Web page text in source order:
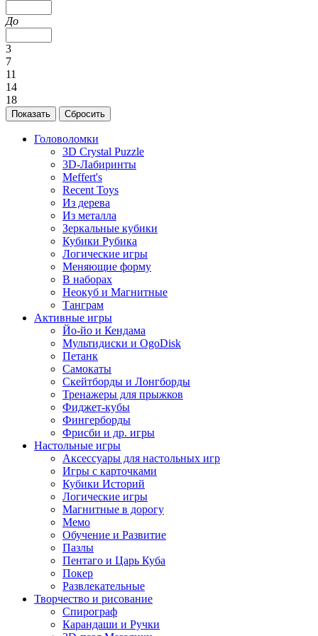
До
3
7
11
14
18
Головоломки
3D Crystal Puzzle
3D-Лабиринты
Meffert's
Recent Toys
Из дерева
Из металла
Зеркальные кубики
Кубики Рубика
Логические игры
Меняющие форму
В наборах
Неокуб и Магнитные
Танграм
Активные игры
Йо-йо и Кендама
Мультидиски и OgoDisk
Петанк
Самокаты
Скейтборды и Лонгборды
Тренажеры для прыжков
Фиджет-кубы
Фингерборды
Фрисби и др. игры
Настольные игры
Аксессуары для настольных игр
Игры с карточками
Кубики Историй
Логические игры
Магнитные в дорогу
Мемо
Обучение и Развитие
Пазлы
Пентаго и Царь Куба
Покер
Развлекательные
Творчество и рисование
Спирограф
Карандаши и Ручки